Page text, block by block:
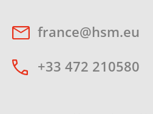
france@hsm.eu
+33 472 210580